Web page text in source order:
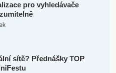
pro vyhledávače
sítě? Přednášky TOP